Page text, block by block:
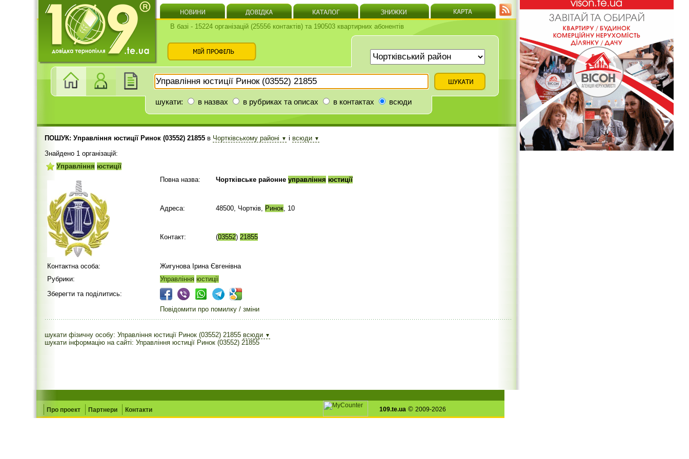
В базі - 15224 організацій (25556 контактів) та 190503 квартирних абонентів
шукати: в назвах в рубриках та описах в контактах всюди
ПОШУК: Управління юстиції Ринок (03552) 21855 в Чортківському районі ▼ і всюди ▼
Знайдено 1 організацій:
Управління юстиції
Повна назва:
Чортківське районне управління юстиції
Адреса: 48500, Чортків, Ринок, 10
Контакт: (03552) 21855
Контактна особа:
Жигунова Ірина Євгенівна
Рубрики:
Управління юстиції
Зберегти та поділитись:
Повідомити про помилку / зміни
шукати фізичну особу: Управління юстиції Ринок (03552) 21855 всюди ▼
шукати інформацію на сайті: Управління юстиції Ринок (03552) 21855
Про проект Партнери Контакти 109.te.ua © 2009-2026